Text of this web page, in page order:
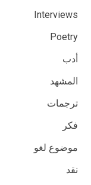
Interviews
Poetry
أدب
المشهد
ترجمات
فكر
موضوع لغو
نقد